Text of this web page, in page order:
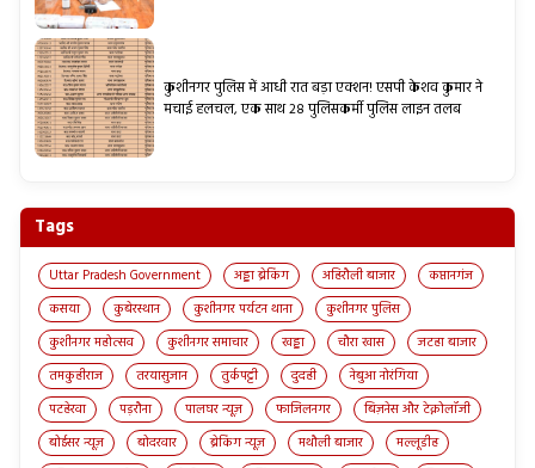
कुशीनगर पुलिस में आधी रात बड़ा एक्शन! एसपी केशव कुमार ने
मचाई हलचल, एक साथ 28 पुलिसकर्मी पुलिस लाइन तलब
Tags
Uttar Pradesh Government अड्डा ब्रेकिंग अहिरौली बाजार
कप्तानगंज
कसया
कुबेरस्थान कुशीनगर पर्यटन थाना
कुशीनगर पुलिस
कुशीनगर महोत्सव
कुशीनगर समाचार खड्डा चौरा खास
जटहा बाजार
तमकुहीराज
तरयासुजान तुर्कपट्टी दुदही
नेबुआ नोरंगिया
पटहेरवा
पड़रौना पालघर न्यूज़ फाजिलनगर
बिज़नेस और टेक्नोलॉजी
बोईसर न्यूज़
बोदरवार ब्रेकिंग न्यूज़ मथौली बाजार
मल्लूडीह